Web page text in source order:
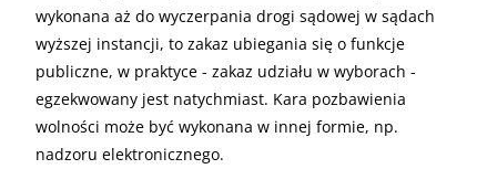
wykonana aż do wyczerpania drogi sądowej w sądach
wyższej instancji, to zakaz ubiegania się o funkcje
publiczne, w praktyce - zakaz udziału w wyborach -
egzekwowany jest natychmiast. Kara pozbawienia
wolności może być wykonana w innej formie, np.
nadzoru elektronicznego.